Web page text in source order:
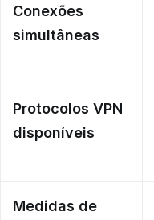
Conexões
simultâneas
Protocolos VPN
disponíveis
Medidas de